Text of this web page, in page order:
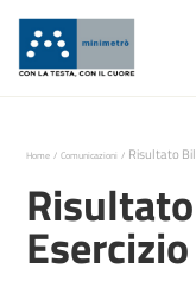
Home Comunicazioni Risultato